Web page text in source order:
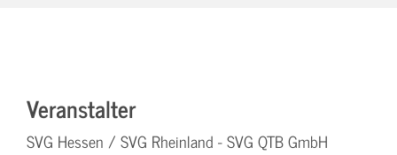
Veranstalter
SVG Hessen / SVG Rheinland - SVG QTB GmbH